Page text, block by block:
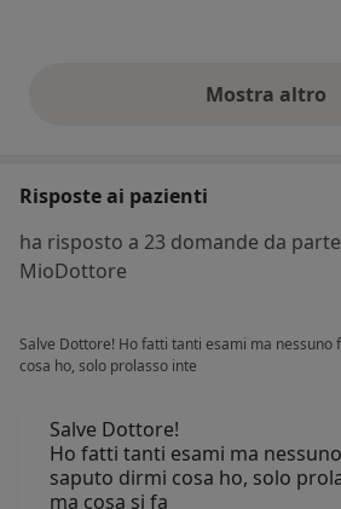
Mostra altro
Risposte ai pazienti
ha risposto a 23 domande da
MioDottore
Salve Dottore! Ho fatti tanti esami ma nessuno
cosa ho, solo prolasso inte
Salve Dottore!
Ho fatti tanti esami ma
saputo dirmi cosa ho, solo
ma cosa si fa